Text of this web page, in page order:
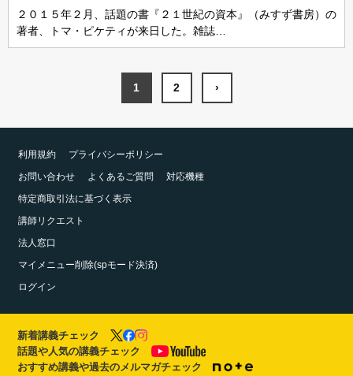
２０１５年２月、話題の書『２１世紀の資本』（みすず書房）の
著者、トマ・ピケティが来日した。雑誌…
1 2 ›
利用規約
プライバシーポリシー
お問い合わせ
よくあるご質問
対応機種
特定商取引法に基づく表示
講師リクエスト
法人窓口
マイメニュー削除(spモード決済)
ログイン
新着講義チェック
話題や人気の講義チェック
おすすめ講義や過去のメルマガチェック